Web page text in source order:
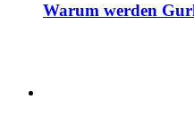
Warum werden